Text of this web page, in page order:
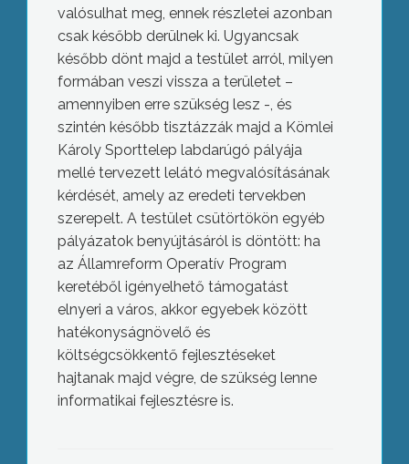
valósulhat meg, ennek részletei azonban
csak később derülnek ki. Ugyancsak
később dönt majd a testület arról, milyen
formában veszi vissza a területet –
amennyiben erre szükség lesz -, és
szintén később tisztázzák majd a Kömlei
Károly Sporttelep labdarúgó pályája
mellé tervezett lelátó megvalósításának
kérdését, amely az eredeti tervekben
szerepelt. A testület csütörtökön egyéb
pályázatok benyújtásáról is döntött: ha
az Államreform Operatív Program
keretéből igényelhető támogatást
elnyeri a város, akkor egyebek között
hatékonyságnövelő és
költségcsökkentő fejlesztéseket
hajtanak majd végre, de szükség lenne
informatikai fejlesztésre is.
Állami kézben a gyöngyösi kórház